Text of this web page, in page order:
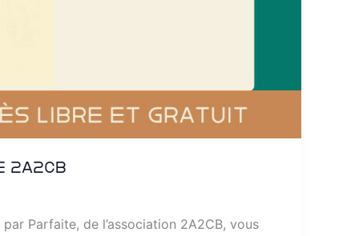
Parfaite, de l’association 2A2CB, vous